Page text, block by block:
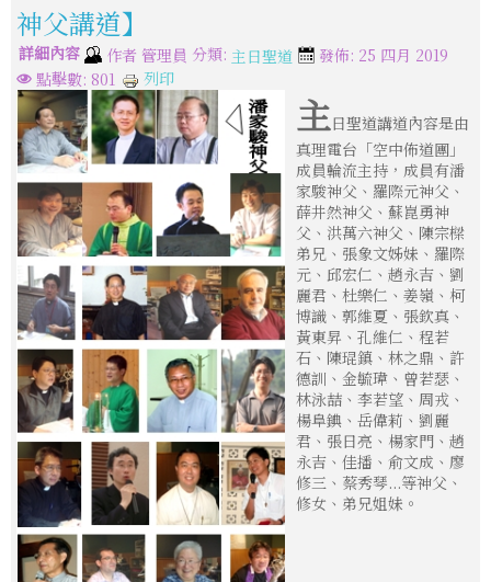
神父講道】
詳細內容 作者 管理員 分類: 主日聖道
發佈: 25 四月 2019
點擊數: 801
列印
主日聖道講道內容是由
真理電台「空中佈道團」
成員輪流主持，成員有潘
家駿神父、羅際元神父、
薛井然神父、蘇崑勇神
父、洪萬六神父、陳宗樑
弟兄、張象文姊妹、羅際
元、邱宏仁、趙永吉、劉
麗君、杜樂仁、姜嶺、柯
博識、郭維夏、張欽真、
黃東昇、孔維仁、程若
石、陳琨鎮、林之鼎、許
德訓、金毓瑋、曾若瑟、
林泳喆、李若望、周戎、
楊阜錪、岳偉莉、劉麗
君、張日亮、楊家門、趙
永吉、佳播、俞文成、廖
修三、蔡秀琴...等神父、
修女、弟兄姐妹。